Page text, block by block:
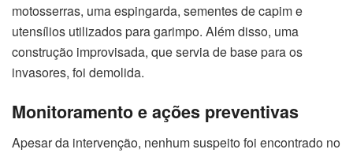
motosserras, uma espingarda, sementes de capim e
utensílios utilizados para garimpo. Além disso, uma
construção improvisada, que servia de base para os
invasores, foi demolida.
Monitoramento e ações preventivas
Apesar da intervenção, nenhum suspeito foi encontrado no